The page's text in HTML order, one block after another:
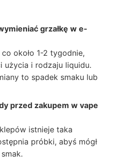
grzałkę w e-
około 1-2 tygodnie,
użycia i rodzaju liquidu.
to spadek smaku lub
przed zakupem w vape
istnieje taka
próbki, abyś mógł